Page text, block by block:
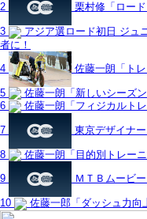
2 栗村修「ロー
3
アジア選ロード初日 ジュ
者に！
4
佐藤一朗「ト
5
佐藤一朗「新しいシーズ
6
佐藤一朗「フィジカルト
7 東京デザイナ
8 佐藤一朗「目的別トレー
9 ＭＴＢムービ
10 佐藤一郎「ダッシュ力向